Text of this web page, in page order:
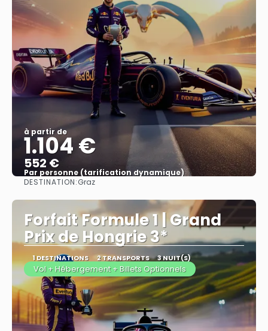
à partir de
1.104 €
552 €
Par personne (tarification dynamique)
DESTINATION:Graz
Forfait Formule 1 | Grand
Prix de Hongrie 3*
1 DESTINATIONS 2 TRANSPORTS 3 NUIT(S)
Vol + Hébergement + Billets Optionnels